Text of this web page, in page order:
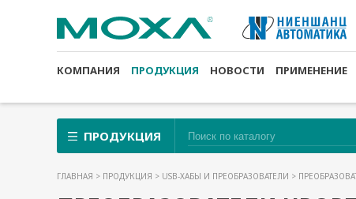
КОМПАНИЯ ПРОДУКЦИЯ НОВОСТИ ПРИМЕНЕНИЕ
ПРОДУКЦИЯ
ГЛАВНАЯ > ПРОДУКЦИЯ > USB-ХАБЫ И ПРЕОБРАЗОВАТЕЛИ >